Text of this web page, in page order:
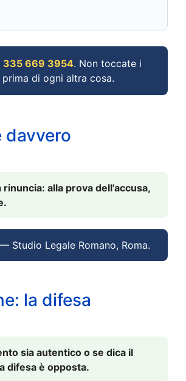
335 669 3954. Non toccate i
di ogni altra cosa.
davvero
alla prova dell'accusa,
— Studio Legale Romano, Roma.
la difesa
sia autentico o se dica il
difesa è opposta.